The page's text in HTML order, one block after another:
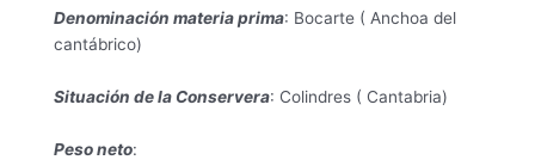
Denominación materia prima: Bocarte ( Anchoa del
cantábrico)
Situación de la Conservera: Colindres ( Cantabria)
Peso neto: